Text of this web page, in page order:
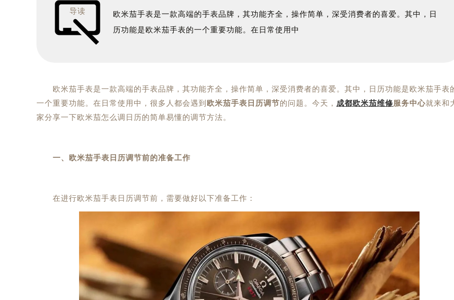
导读
欧米茄手表是一款高端的手表品牌，其功能齐全，操作简单，深受消费者的喜爱。其中，日
历功能是欧米茄手表的一个重要功能。在日常使用中
欧米茄手表是一款高端的手表品牌，其功能齐全，操作简单，深受消费者的喜爱。其中，日历功能是欧米茄手表
一个重要功能。在日常使用中，很多人都会遇到 欧米茄手表日历调节的问题。今天， 成都欧米茄维修服务中心就来和
家分享一下欧米茄怎么调日历的简单易懂的调节方法。
一、欧米茄手表日历调节前的准备工作
在进行欧米茄手表日历调节前，需要做好以下准备工作：